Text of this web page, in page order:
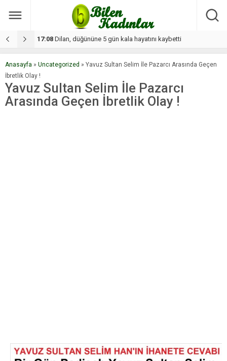
17:08 Dilan, düğününe 5 gün kala hayatını kaybetti
Anasayfa » Uncategorized » Yavuz Sultan Selim İle Pazarcı Arasında Geçen
İbretlik Olay !
Yavuz Sultan Selim İle Pazarcı
Arasında Geçen İbretlik Olay !